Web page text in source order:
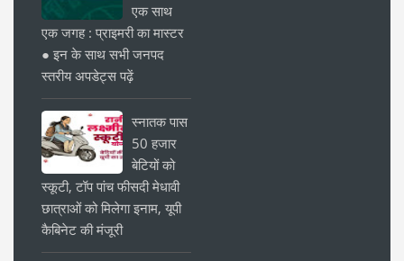
एक साथ
एक जगह : प्राइमरी का मास्टर
● इन के साथ सभी जनपद
स्तरीय अपडेट्स पढ़ें
स्नातक पास
50 हजार
बेटियों को
स्कूटी, टॉप पांच फीसदी मेधावी
छात्राओं को मिलेगा इनाम, यूपी
कैबिनेट की मंजूरी